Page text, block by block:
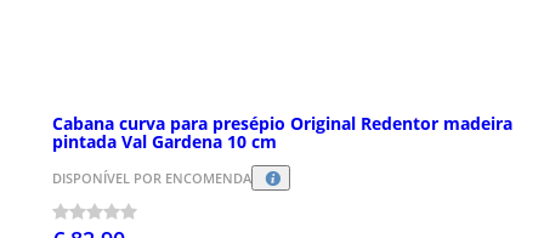
Cabana curva para presépio Original Redentor madeira
pintada Val Gardena 10 cm
DISPONÍVEL POR ENCOMENDA